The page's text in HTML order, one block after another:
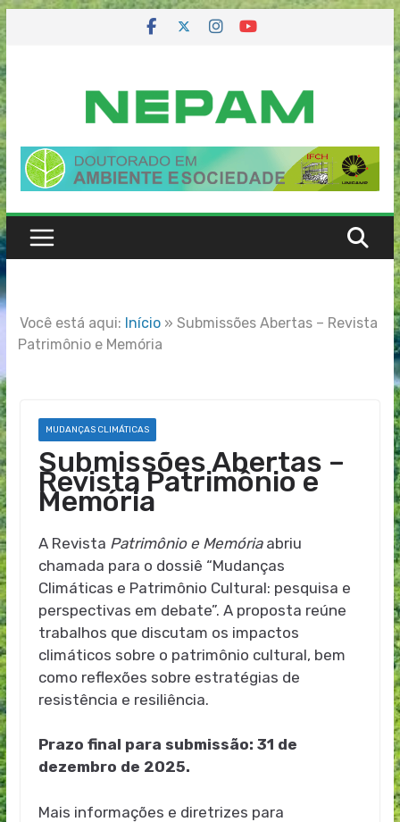
to
content
Você está aqui: Início» Submissões Abertas – Revista
Patrimônio e Memória
MUDANÇAS CLIMÁTICAS
Submissões Abertas –
Revista Patrimônio e
Memória
A Revista Patrimônio e Memóriaabriu
chamada para o dossiê “Mudanças
Climáticas e Patrimônio Cultural: pesquisa e
perspectivas em debate”. A proposta reúne
trabalhos que discutam os impactos
climáticos sobre o patrimônio cultural, bem
como reflexões sobre estratégias de
resistência e resiliência.
Prazo final para submissão: 31 de
dezembro de 2025.
Mais informações e diretrizes para